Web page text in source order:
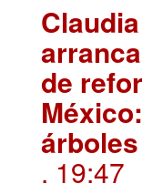
de
. 19:47